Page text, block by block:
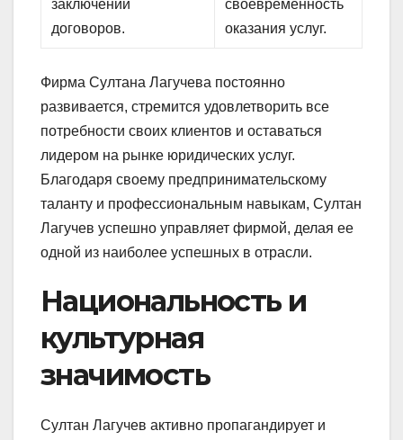
заключении
договоров.
своевременность
оказания услуг.
Фирма Султана Лагучева постоянно
развивается, стремится удовлетворить все
потребности своих клиентов и оставаться
лидером на рынке юридических услуг.
Благодаря своему предпринимательскому
таланту и профессиональным навыкам, Султан
Лагучев успешно управляет фирмой, делая ее
одной из наиболее успешных в отрасли.
Национальность и
культурная
значимость
Султан Лагучев активно пропагандирует и